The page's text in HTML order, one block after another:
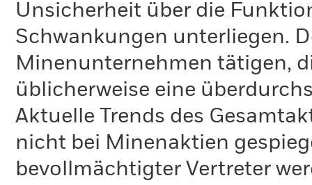
Unsicherheit über die
Schwankungen unterliegen.
Minenunternehmen tätigen,
üblicherweise eine
Aktuelle Trends des
nicht bei Minenaktien
bevollmächtigter Vertreter